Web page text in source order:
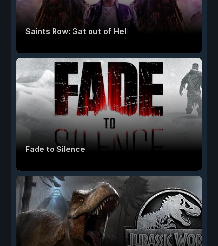
Saints Row: Gat out of Hell
Fade to Silence